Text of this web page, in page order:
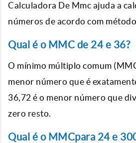
Calculadora De Mmc ajuda a
números de acordo com
Qual é o MMC de 24 e 36?
O mínimo múltiplo comum
menor número que é
36,72 é o menor número que
zero resto.
Qual é o MMCpara 24 e